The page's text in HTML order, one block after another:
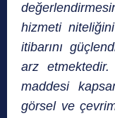
hizmeti
itibarını
arz
maddesi
görsel ve